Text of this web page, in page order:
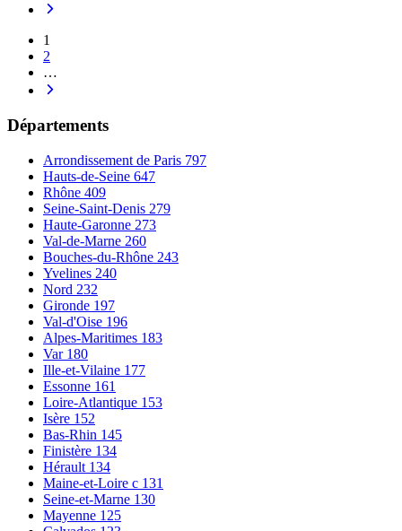
1
2
…
Départements
Arrondissement de Paris 797
Hauts-de-Seine 647
Rhône 409
Seine-Saint-Denis 279
Haute-Garonne 273
Val-de-Marne 260
Bouches-du-Rhône 243
Yvelines 240
Nord 232
Gironde 197
Val-d'Oise 196
Alpes-Maritimes 183
Var 180
Ille-et-Vilaine 177
Essonne 161
Loire-Atlantique 153
Isère 152
Bas-Rhin 145
Finistère 134
Hérault 134
Maine-et-Loire c 131
Seine-et-Marne 130
Mayenne 125